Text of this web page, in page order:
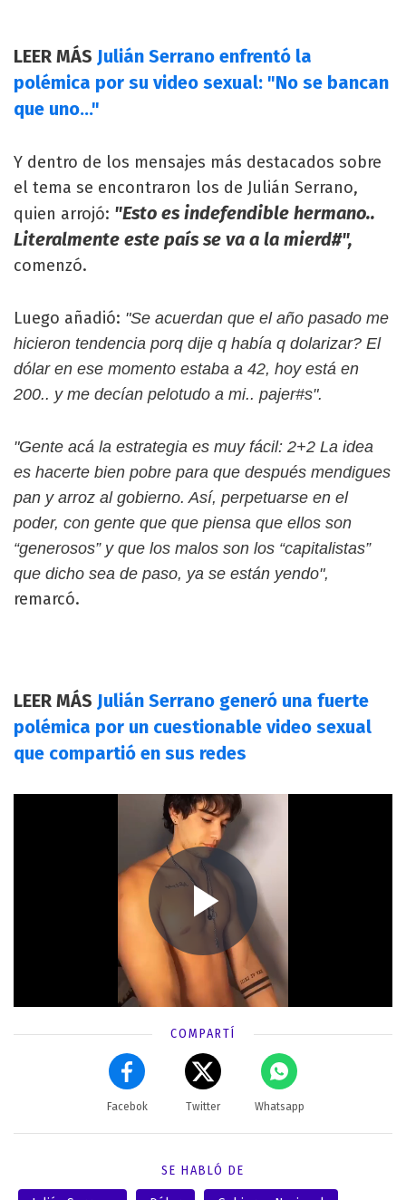
LEER MÁS Julián Serrano enfrentó la
polémica por su video sexual: "No se bancan
que uno..."
Y dentro de los mensajes más destacados sobre
el tema se encontraron los de Julián Serrano,
quien arrojó: "Esto es indefendible hermano..
Literalmente este país se va a la mierd#",
comenzó.
Luego añadió: "Se acuerdan que el año pasado me
hicieron tendencia porq dije q había q dolarizar? El
dólar en ese momento estaba a 42, hoy está en
200.. y me decían pelotudo a mi.. pajer#s".
"Gente acá la estrategia es muy fácil: 2+2 La idea
es hacerte bien pobre para que después mendigues
pan y arroz al gobierno. Así, perpetuarse en el
poder, con gente que que piensa que ellos son
“generosos” y que los malos son los “capitalistas”
que dicho sea de paso, ya se están yendo",
remarcó.
LEER MÁS Julián Serrano generó una fuerte
polémica por un cuestionable video sexual
que compartió en sus redes
COMPARTÍ
Facebok Twitter Whatsapp
SE HABLÓ DE